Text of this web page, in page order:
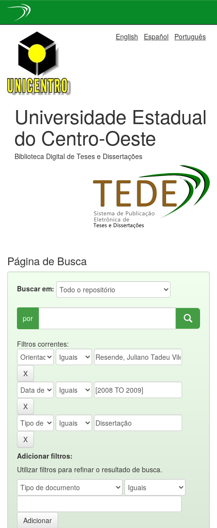
navigation
English Español Português
Universidade Estadual
do Centro-Oeste
Biblioteca Digital de Teses e Dissertações
Página de Busca
Buscar em:
por
Filtros correntes:
Adicionar filtros:
Utilizar filtros para refinar o resultado de busca.